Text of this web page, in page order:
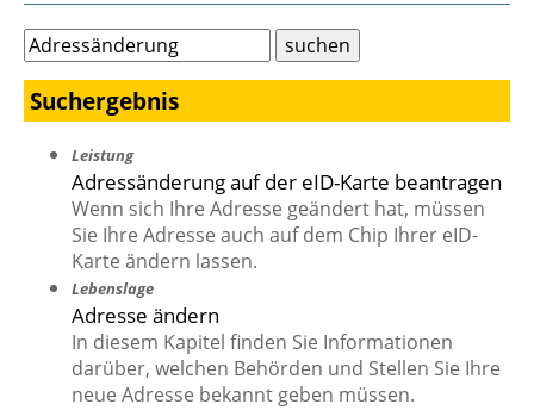
Suchergebnis
Leistung
Adressänderung auf der eID-Karte beantragen
Wenn sich Ihre Adresse geändert hat, müssen
Sie Ihre Adresse auch auf dem Chip Ihrer eID-
Karte ändern lassen.
Lebenslage
Adresse ändern
In diesem Kapitel finden Sie Informationen
darüber, welchen Behörden und Stellen Sie Ihre
neue Adresse bekannt geben müssen.